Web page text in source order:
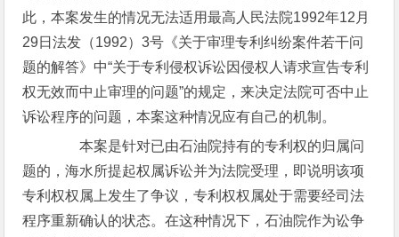
此，本案发生的情况无法适用最高人民法院1992年12月
29日法发（1992）3号《关于审理专利纠纷案件若干问
题的解答》中“关于专利侵权诉讼因侵权人请求宣告专利
权无效而中止审理的问题”的规定，来决定法院可否中止
诉讼程序的问题，本案这种情况应有自己的机制。
本案是针对已由石油院持有的专利权的归属问
题的，海水所提起权属诉讼并为法院受理，即说明该项
专利权权属上发生了争议，专利权权属处于需要经司法
程序重新确认的状态。在这种情况下，石油院作为讼争